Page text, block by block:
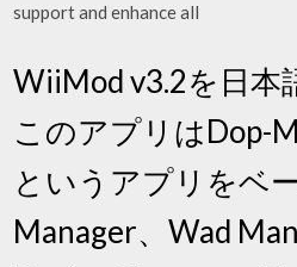
support and enhance all
WiiMod v3.2を日本
このアプリはDop-
というアプリをベ
Manager、Wad